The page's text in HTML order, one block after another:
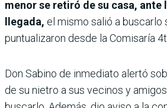
menor se retiró de su casa, ante
llegada, el mismo salió a buscarlo
puntualizaron desde la Comisaría
Don Sabino de inmediato alertó
de su nietro a sus vecinos y